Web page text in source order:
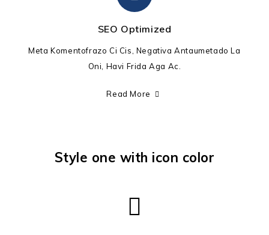
SEO Optimized
Meta Komentofrazo Ci Cis, Negativa Antaumetado La
Oni, Havi Frida Aga Ac.
Read More
Style one with icon color